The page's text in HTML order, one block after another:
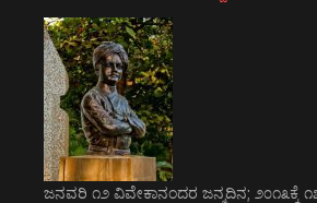
ಜನವರಿ ೧೨ ವಿವೇಕಾನಂದರ ಜನ್ಮದಿನ; ೨೦೧೩ಕ್ಕೆ